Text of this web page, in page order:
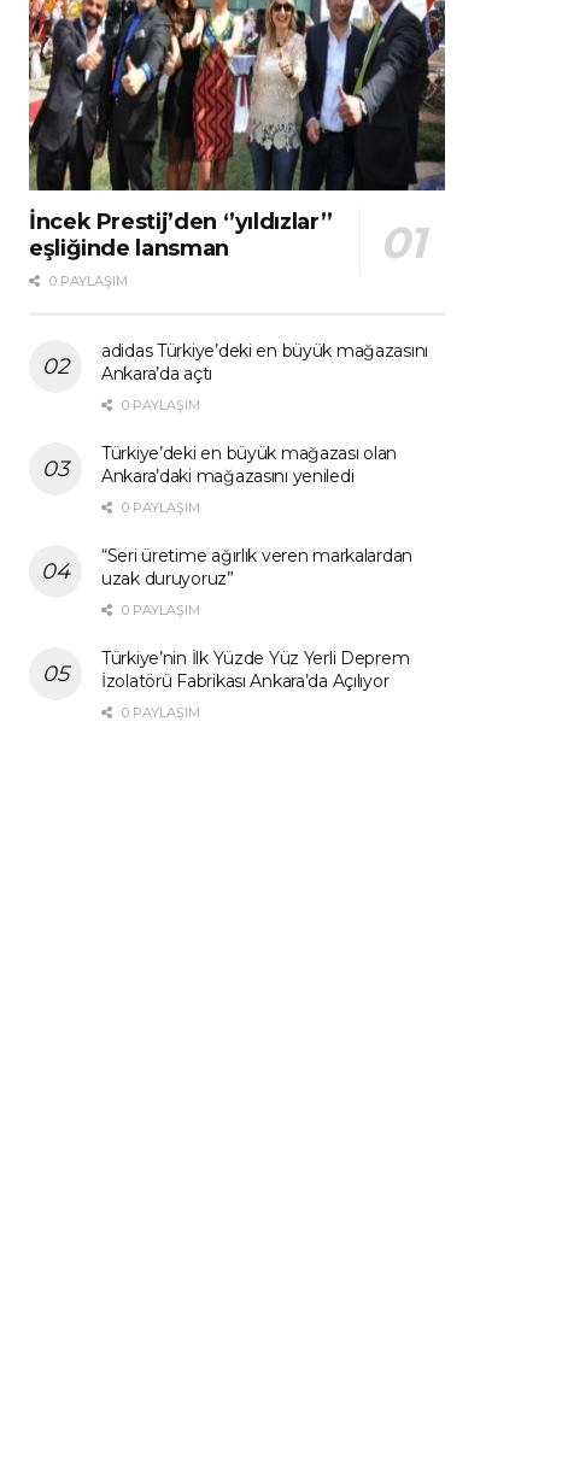
İncek Prestij’den ‘’yıldızlar’’
eşliğinde lansman
0 PAYLAŞIM
adidas Türkiye’deki en büyük mağazasını
Ankara’da açtı
0 PAYLAŞIM
Türkiye’deki en büyük mağazası olan
Ankara’daki mağazasını yeniledi
0 PAYLAŞIM
“Seri üretime ağırlık veren markalardan
uzak duruyoruz”
0 PAYLAŞIM
Türkiye’nin İlk Yüzde Yüz Yerli Deprem
İzolatörü Fabrikası Ankara’da Açılıyor
0 PAYLAŞIM